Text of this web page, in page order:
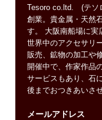
Tesoro co.ltd. (テソ
創業。貴金属・天然
す。 大阪南船場に実
世界中のアクセサリ
販売、鉱物の加工や
開催中で、作家作品
サービスもあり、石
後までおつきあいさ
メールアドレス